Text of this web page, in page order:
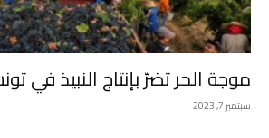
موجة الحر تضرّ بإنتاج النبيذ في
سبتمبر 7, 2023